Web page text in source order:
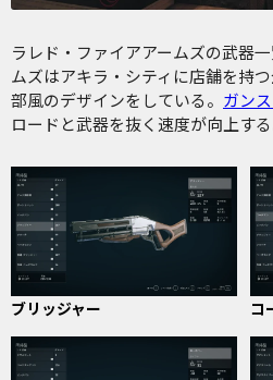
ラレド・ファイアアームズの武器
ムズはアキラ・シティに店舗を持
部風のデザインをしている。 ガン
ロードと武器を抜く速度が向上する
ブリッジャー コ